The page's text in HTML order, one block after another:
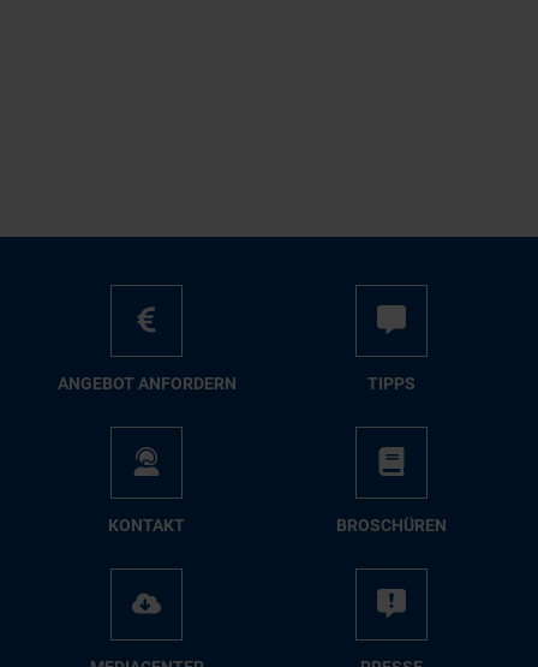
AN­GE­BOT AN­FOR­DERN TIPPS
KON­TAKT BRO­SCHÜ­REN